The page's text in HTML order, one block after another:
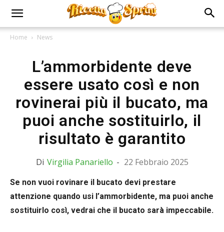
Home News
L’ammorbidente deve
essere usato così e non
rovinerai più il bucato, ma
puoi anche sostituirlo, il
risultato è garantito
Di Virgilia Panariello - 22 Febbraio 2025
Se non vuoi rovinare il bucato devi prestare
attenzione quando usi l’ammorbidente, ma puoi anche
sostituirlo così, vedrai che il bucato sarà impeccabile.